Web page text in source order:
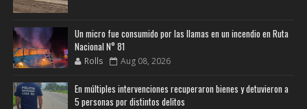
Un micro fue consumido por las llamas en un incendio en Ruta
Nacional N° 81
Rolls Aug 08, 2026
En múltiples intervenciones recuperaron bienes y detuvieron a
5 personas por distintos delitos